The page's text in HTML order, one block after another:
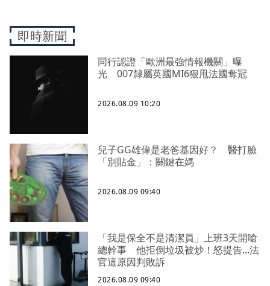
即時新聞
同行認證「歐洲最強情報機關」曝
光 007隸屬英國MI6狠甩法國奪冠
2026.08.09 10:20
兒子GG雄偉是老爸基因好？ 醫打臉
「別貼金」：關鍵在媽
2026.08.09 09:40
「我是保全不是清潔員」上班3天開嗆
總幹事 他拒倒垃圾被炒！怒提告...法
官這原因判敗訴
2026.08.09 09:40